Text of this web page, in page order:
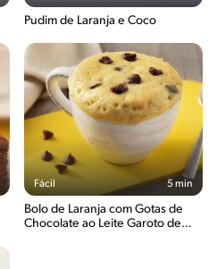
Pudim de Laranja e Coco
Fácil 5 min
Bolo de Laranja com Gotas de
Chocolate ao Leite Garoto de